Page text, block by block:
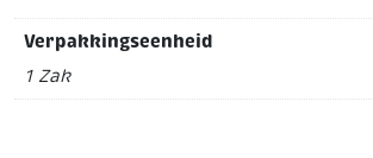
Verpakkingseenheid
1 Zak